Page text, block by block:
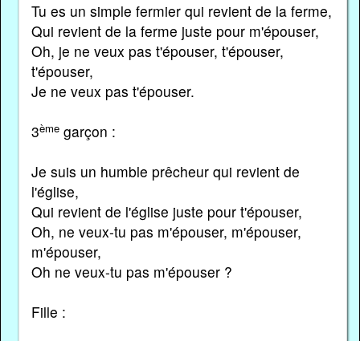
Tu es un simple fermier qui revient de la ferme,
Qui revient de la ferme juste pour m'épouser,
Oh, je ne veux pas t'épouser, t'épouser,
t'épouser,
Je ne veux pas t'épouser.
3èmegarçon :
Je suis un humble prêcheur qui revient de
l'église,
Qui revient de l'église juste pour t'épouser,
Oh, ne veux-tu pas m'épouser, m'épouser,
m'épouser,
Oh ne veux-tu pas m'épouser ?
Fille :